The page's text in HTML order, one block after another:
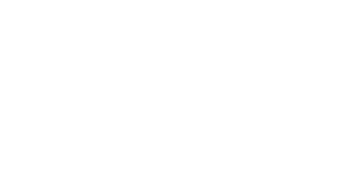
nivernais, offre un cadre calme
Nevers avec sa cathédrale et son